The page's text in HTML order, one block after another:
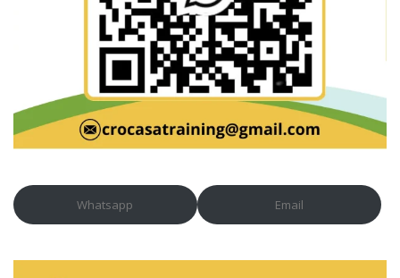
Whatsapp Email